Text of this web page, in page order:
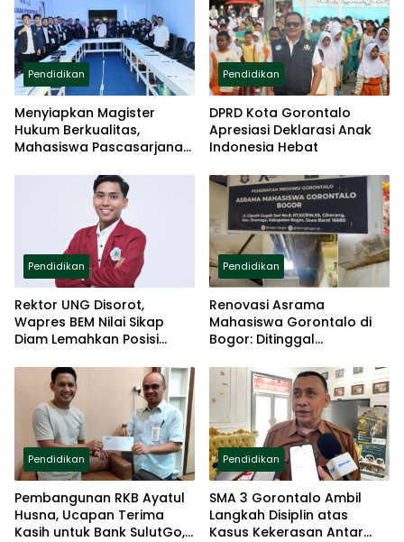
Pendidikan
Menyiapkan Magister
Hukum Berkualitas,
Mahasiswa Pascasarjana
Pendidikan
DPRD Kota Gorontalo
Apresiasi Deklarasi Anak
Indonesia Hebat
Pendidikan
Rektor UNG Disorot,
Wapres BEM Nilai Sikap
Diam Lemahkan Posisi
Pendidikan
Renovasi Asrama
Mahasiswa Gorontalo di
Bogor: Ditinggal
Donatur
Pendidikan
Pembangunan RKB Ayatul
Husna, Ucapan Terima
Kasih untuk Bank SulutGo,
Pendidikan
SMA 3 Gorontalo Ambil
Langkah Disiplin atas
Kasus Kekerasan Antar